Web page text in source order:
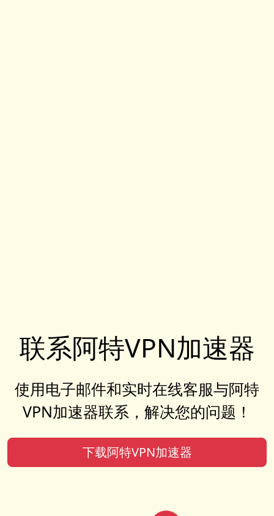
联系阿特VPN加速器
使用电子邮件和实时在线客服与阿特
VPN加速器联系，解决您的问题！
下载阿特VPN加速器